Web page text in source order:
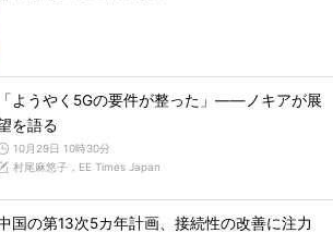
「ようやく5Gの要件が整った」――ノキアが展
を語る
10月29日 10時30分
村尾麻悠子，EE Times Japan
国の第13次5カ年計画、接続性の改善に注力